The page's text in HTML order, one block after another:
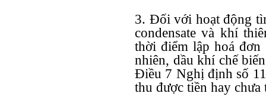
3. Đối với hoạt động
condensate và khí
thời điểm lập hoá đơn
nhiên, dầu khí chế
Điều 7 Nghị định số
thu được tiền hay chưa